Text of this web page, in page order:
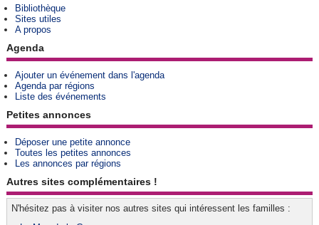
Bibliothèque
Sites utiles
A propos
Agenda
Ajouter un événement dans l'agenda
Agenda par régions
Liste des événements
Petites annonces
Déposer une petite annonce
Toutes les petites annonces
Les annonces par régions
Autres sites complémentaires !
N'hésitez pas à visiter nos autres sites qui intéressent les familles :